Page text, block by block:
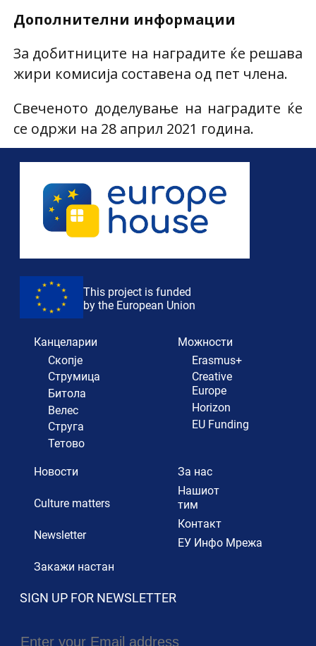
Дополнителни информации
За добитниците на наградите ќе решава
жири комисија составена од пет члена.
Свеченото доделување на наградите ќе
се одржи на 28 април 2021 година.
This project is funded
by the European Union
Канцеларии
Скопје
Струмица
Битола
Велес
Струга
Тетово
Можности
Erasmus+
Creative
Europe
Horizon
EU Funding
Новости
Culture matters
Newsletter
Закажи настан
За нас
Нашиот
тим
Контакт
ЕУ Инфо Мрежа
SIGN UP FOR NEWSLETTER